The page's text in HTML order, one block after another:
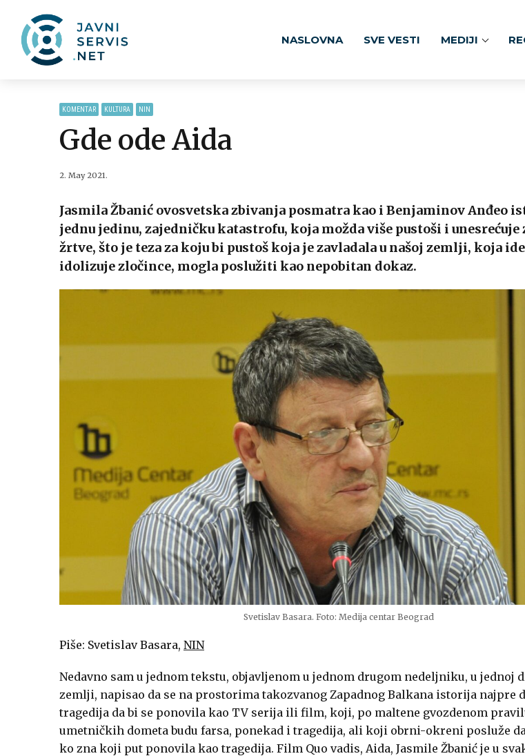
NASLOVNA SVE VESTI MEDIJI
KOMENTAR KULTURA NIN
Gde ode Aida
2. May 2021.
Jasmila Žbanić ovosvetska zbivanja posmatra kao i Benjaminov Anđeo
jednu jedinu, zajedničku katastrofu, koja možda više pustoši i unesrećuje
žrtve, što je teza za koju bi pustoš koja je zavladala u našoj zemlji, koja
idolizuje zločince, mogla poslužiti kao nepobitan dokaz.
Svetislav Basara. Foto: Medija centar Beograd
Piše: Svetislav Basara, NIN
Nedavno sam u jednom tekstu, objavljenom u jednom drugom nedeljniku, u jednoj
zemlji, napisao da se na prostorima takozvanog Zapadnog Balkana istorija najpre
tragedija da bi se ponovila kao TV serija ili film, koji, po maltene gvozdenom
umetničkih dometa budu farsa, ponekad i tragedija, ali koji obrni-okreni posluže
ko zna koji put ponovila kao tragedija. Film Quo vadis, Aida, Jasmile Žbanić je u